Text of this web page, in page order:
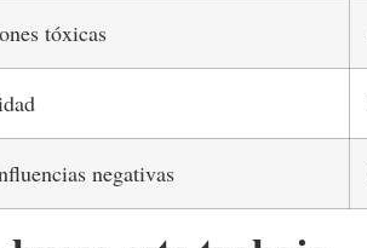
tóxicas
negativas